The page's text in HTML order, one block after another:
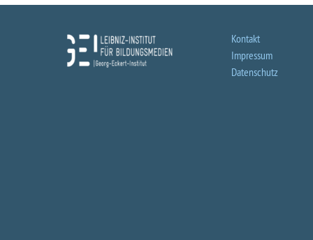
Kontakt
Impressum
Datenschutz